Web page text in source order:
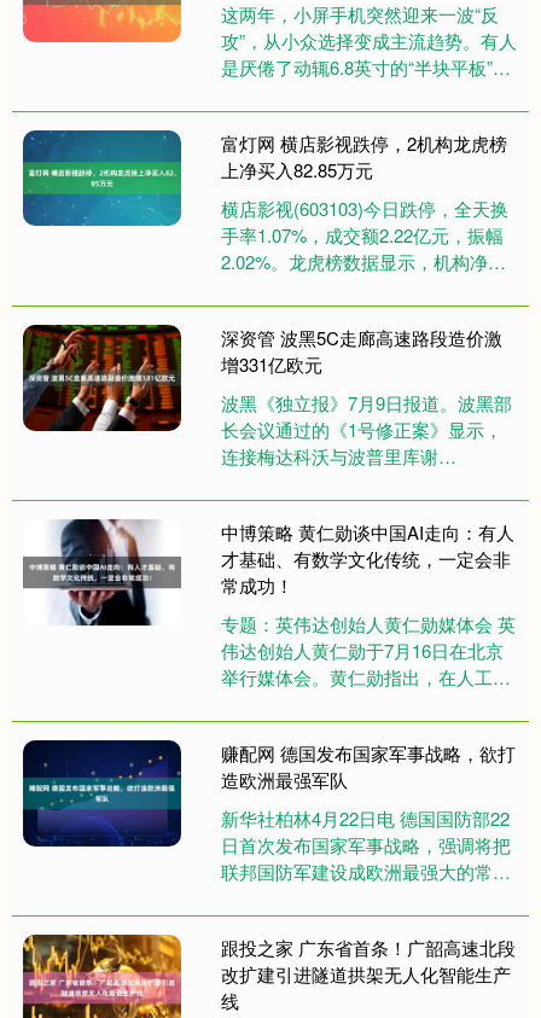
这两年，小屏手机突然迎来一波“反
攻”，从小众选择变成主流趋势。有人
是厌倦了动辄6.8英寸的“半块平板”，
而在这股潮流里，小米17....
富灯网 横店影视跌停，2机构龙虎榜
上净买入82.85万元
横店影视(603103)今日跌停，全天换
手率1.07%，成交额2.22亿元，振幅
2.02%。龙虎榜数据显示，机构净买
179....
深资管 波黑5C走廊高速路段造价激
增331亿欧元
波黑《独立报》7月9日报道。波黑部
长会议通过的《1号修正案》显示，
连接梅达科沃与波普里库谢
速公路关键路段预算....
中博策略 黄仁勋谈中国AI走向：有人
才基础、有数学文化传统，一定会非
常成功！
专题：英伟达创始人黄仁勋媒体会 英
伟达创始人黄仁勋于7月16日在北京
举行媒体会。黄仁勋指出，在人工智
包括中国、美国、英国、法国等....
赚配网 德国发布国家军事战略，欲打
造欧洲最强军队
新华社柏林4月22日电 德国国防部22
日首次发布国家军事战略，强调将把
联邦国防军建设成欧洲最强大的常规
分内容。战略认为，战争边....
跟投之家 广东省首条！广韶高速北段
改扩建引进隧道拱架无人化智能生产
线